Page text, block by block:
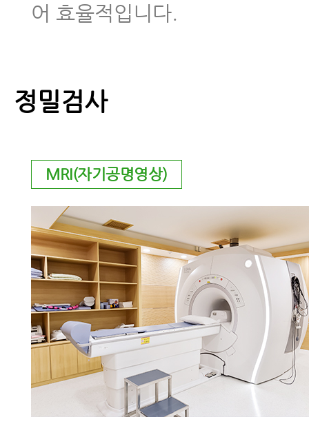
어 효율적입니다.
정밀검사
MRI(자기공명영상)